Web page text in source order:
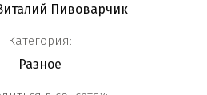
Пивоварчик
Категория:
Разное